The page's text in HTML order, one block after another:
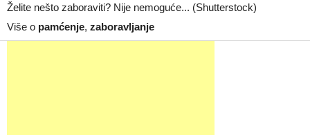
Želite nešto zaboraviti? Nije nemoguće... (Shutterstock)
Više o pamćenje, zaboravljanje